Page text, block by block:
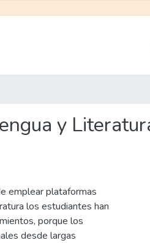
y
emplear plataformas
los estudiantes han
porque los
desde largas